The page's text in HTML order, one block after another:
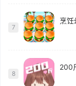
7
烹饪
8
200